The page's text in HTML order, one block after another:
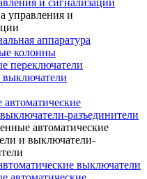
и сигнализации
управления и
аппаратура
колонны
переключатели
разъединители
автоматические
и выключатели-
выключатели